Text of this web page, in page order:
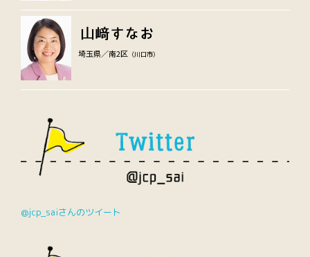
埼玉県／南2区 （川口市）
@jcp_saiさんのツイート